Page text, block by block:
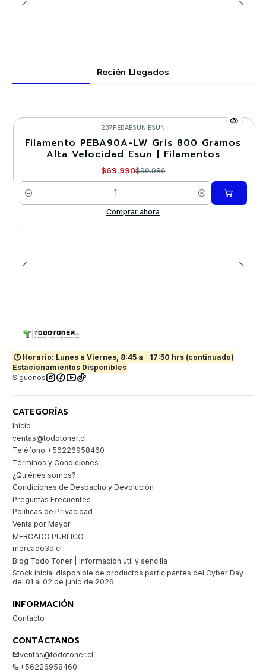
Recién Llegados
-30%
237PEBAESUN ESUN
Filamento PEBA90A-LW Gris 800 Gramos
Alta Velocidad Esun | Filamentos
$69.990$99.986
Cantidad
Comprar ahora
🕒 Horario: Lunes a Viernes, 8:45 a
17:50 hrs (continuado)
Estacionamientos Disponibles
Síguenos
CATEGORÍAS
Inicio
ventas@todotoner.cl
Teléfono +56226958460
Términos y Condiciones
¿Quiénes somos?
Condiciones de Despacho y Devolución
Preguntas Frecuentes
Políticas de Privacidad
Venta por Mayor
MERCADO PUBLICO
mercado3d.cl
Blog Todo Toner | Información útil y sencilla
Stock inicial disponible de productos participantes del Cyber Day
del 01 al 02 de junio de 2026
INFORMACIÓN
Contacto
CONTÁCTANOS
ventas@todotoner.cl
+56226958460